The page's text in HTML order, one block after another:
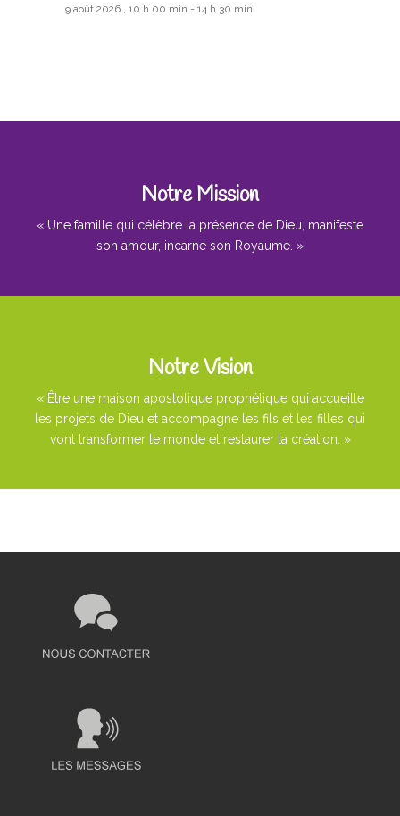
9 août 2026, 10 h 00 min - 14 h 30 min
Notre Mission
« Une famille qui célèbre la présence de Dieu, manifeste
son amour, incarne son Royaume. »
Notre Vision
« Être une maison apostolique prophétique qui accueille
les projets de Dieu et accompagne les fils et les filles qui
vont transformer le monde et restaurer la création. »